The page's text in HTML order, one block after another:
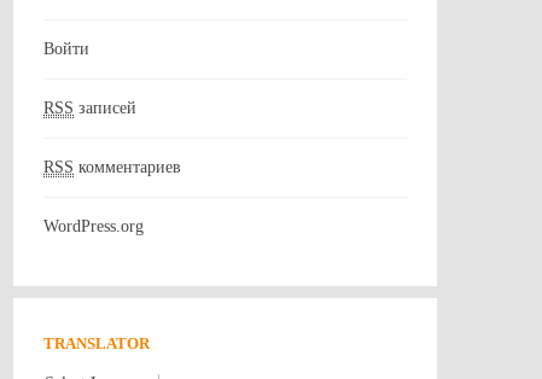
Войти
RSS записей
RSS комментариев
WordPress.org
TRANSLATOR